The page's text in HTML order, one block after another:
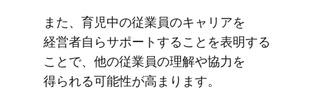
また、​育児中の​従業員の​キャリアを​
経営者自らサポートする​ことを​表明する​
ことで、​他の​従業員の​理解や​協力を​
得られる​可能性が​高まります。